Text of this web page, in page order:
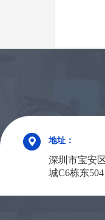
地址：
深圳市宝安
城C6栋东504